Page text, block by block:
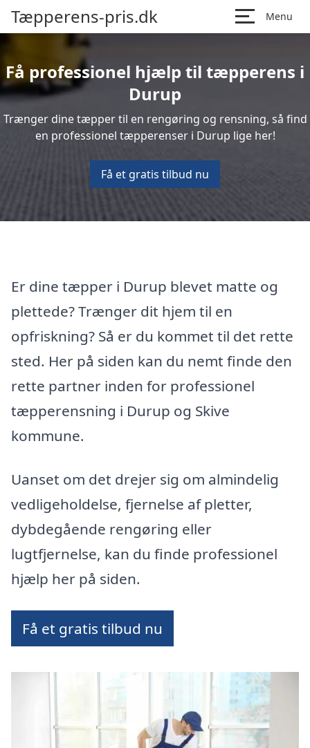
Tæpperens-pris.dk Menu
Få professionel hjælp til tæpperens i
Durup
Trænger dine tæpper til en rengøring og rensning, så find
en professionel tæpperenser i Durup lige her!
Få et gratis tilbud nu
Er dine tæpper i Durup blevet matte og
plettede? Trænger dit hjem til en
opfriskning? Så er du kommet til det rette
sted. Her på siden kan du nemt finde den
rette partner inden for professionel
tæpperensning i Durup og Skive
kommune.
Uanset om det drejer sig om almindelig
vedligeholdelse, fjernelse af pletter,
dybdegående rengøring eller
lugtfjernelse, kan du finde professionel
hjælp her på siden.
Få et gratis tilbud nu